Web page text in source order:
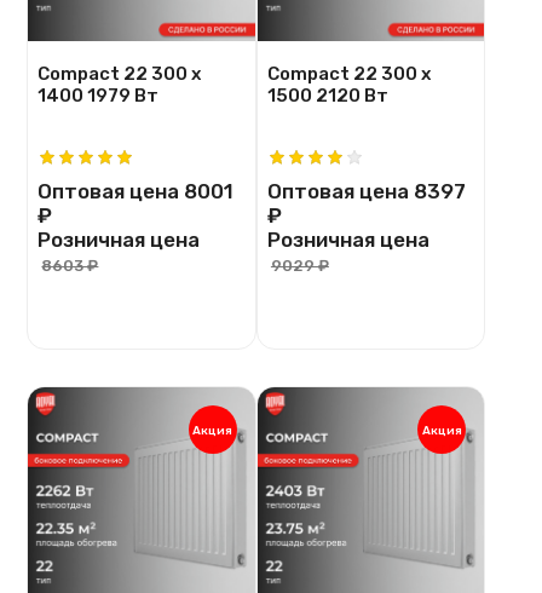
Compact 22 300 х
1400 1979 Вт
Оптовая цена 8001
₽
Розничная цена
8603 ₽
Compact 22 300 х
1500 2120 Вт
Оптовая цена 8397
₽
Розничная цена
9029 ₽
Акция Акция